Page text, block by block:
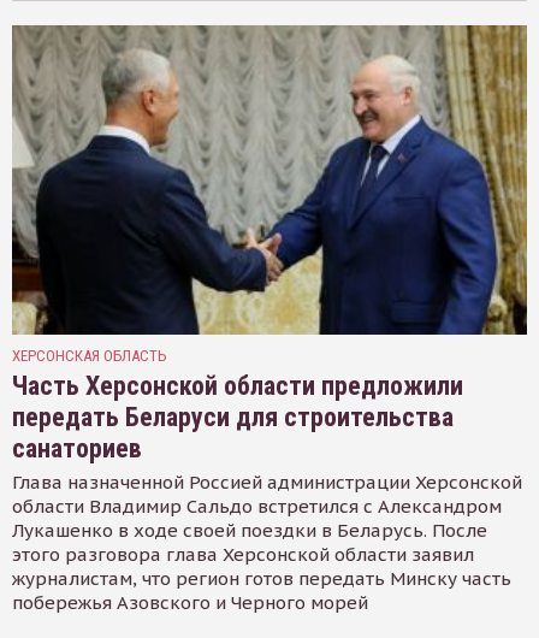
ХЕРСОНСКАЯ ОБЛАСТЬ
Часть Херсонской области предложили
передать Беларуси для строительства
санаториев
Глава назначенной Россией администрации Херсонской
области Владимир Сальдо встретился с Александром
Лукашенко в ходе своей поездки в Беларусь. После
этого разговора глава Херсонской области заявил
журналистам, что регион готов передать Минску часть
побережья Азовского и Черного морей